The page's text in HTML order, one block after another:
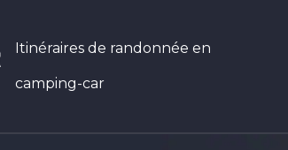
Itinéraires de randonnée en
camping-car